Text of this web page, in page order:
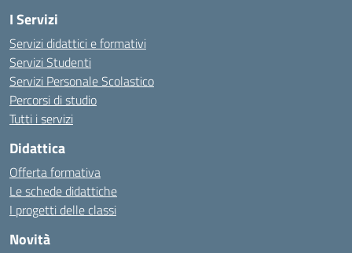
I Servizi
Servizi didattici e formativi
Servizi Studenti
Servizi Personale Scolastico
Percorsi di studio
Tutti i servizi
Didattica
Offerta formativa
Le schede didattiche
I progetti delle classi
Novità